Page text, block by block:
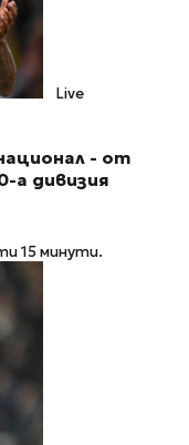
Live
- от
а дивизия
15 минути.